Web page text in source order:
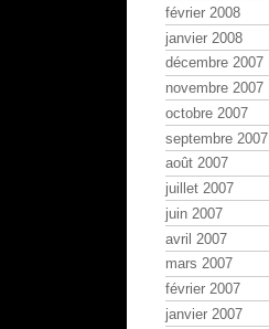
février 2008
janvier 2008
décembre 2007
novembre 2007
octobre 2007
septembre 2007
août 2007
juillet 2007
juin 2007
avril 2007
mars 2007
février 2007
janvier 2007